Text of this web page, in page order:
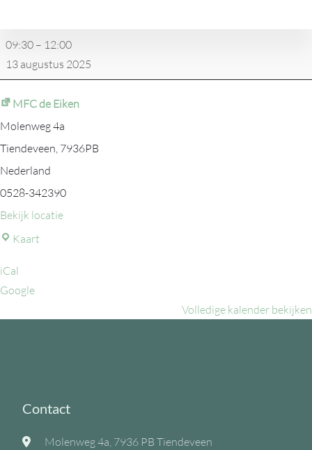
de
Drentse
09:30 – 12:00
13 augustus 2025
MFC de Eiken
Molenweg 4a
Tiendeveen, 7936PB
Nederland
0528-342390
Bekijk locatie
Kaart
iCal
Google
Volledige kalender bekijken
Contact
Molenweg 4a, 7936 PB Tiendeveen